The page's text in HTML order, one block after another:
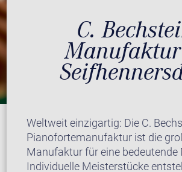
C.
Weltweit einzigartig: Die C.
Pianofortemanufaktur ist die
Manufaktur für eine bedeutende
Individuelle Meisterstücke